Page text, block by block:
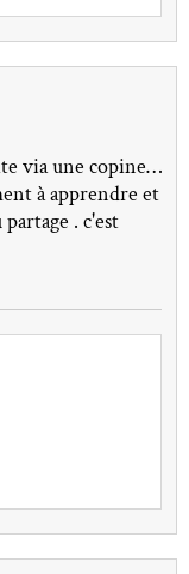
via une copine…
à apprendre et
. c'est